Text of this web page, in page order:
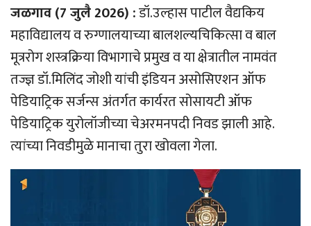
जळगाव (7 जुलै 2026) :डॉ.उल्हास पाटील वैद्यकिय
महाविद्यालय व रुग्णालयाच्या बालशल्यचिकित्सा व बाल
मूत्ररोग शस्त्रक्रिया विभागाचे प्रमुख व या क्षेत्रातील नामवंत
तज्ज्ञ डॉ.मिलिंद जोशी यांची इंडियन असोसिएशन ऑफ
पेडियाट्रिक सर्जन्स अंतर्गत कार्यरत सोसायटी ऑफ
पेडियाट्रिक युरोलॉजीच्या चेअरमनपदी निवड झाली आहे.
त्यांच्या निवडीमुळे मानाचा तुरा खोवला गेला.